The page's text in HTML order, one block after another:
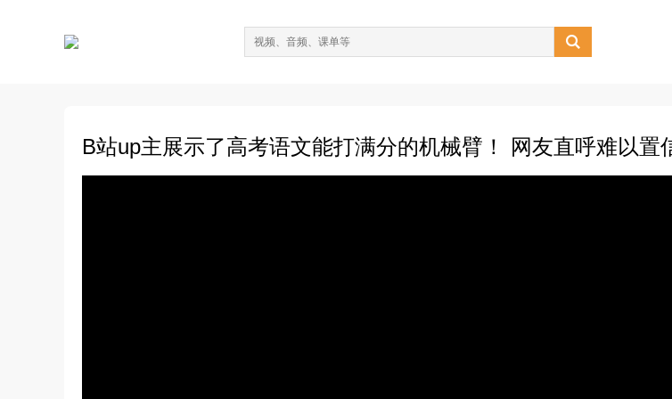

B站up主展示了高考语文能打满分的机械臂！ 网友直呼难以置